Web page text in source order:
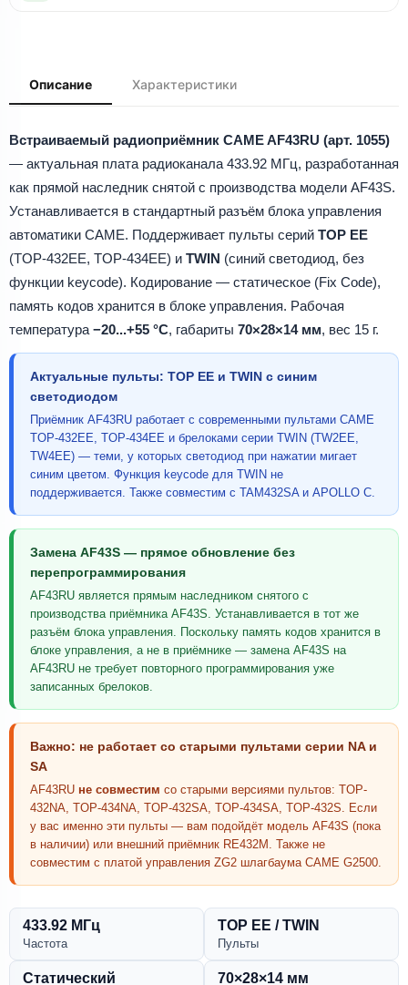
Описание Характеристики
Встраиваемый радиоприёмник CAME AF43RU (арт. 1055)
— актуальная плата радиоканала 433.92 МГц, разработанная
как прямой наследник снятой с производства модели AF43S.
Устанавливается в стандартный разъём блока управления
автоматики CAME. Поддерживает пульты серий TOP EE
(TOP-432EE, TOP-434EE) и TWIN (синий светодиод, без
функции keycode). Кодирование — статическое (Fix Code),
память кодов хранится в блоке управления. Рабочая
температура −20...+55 °С, габариты 70×28×14 мм, вес 15 г.
Актуальные пульты: TOP EE и TWIN с синим
светодиодом
Приёмник AF43RU работает с современными пультами CAME
TOP-432EE, TOP-434EE и брелоками серии TWIN (TW2EE,
TW4EE) — теми, у которых светодиод при нажатии мигает
синим цветом. Функция keycode для TWIN не
поддерживается. Также совместим с TAM432SA и APOLLO C.
Замена AF43S — прямое обновление без
перепрограммирования
AF43RU является прямым наследником снятого с
производства приёмника AF43S. Устанавливается в тот же
разъём блока управления. Поскольку память кодов хранится в
блоке управления, а не в приёмнике — замена AF43S на
AF43RU не требует повторного программирования уже
записанных брелоков.
Важно: не работает со старыми пультами серии NA и
SA
AF43RU не совместим со старыми версиями пультов: TOP-
432NA, TOP-434NA, TOP-432SA, TOP-434SA, TOP-432S. Если
у вас именно эти пульты — вам подойдёт модель AF43S (пока
в наличии) или внешний приёмник RE432M. Также не
совместим с платой управления ZG2 шлагбаума CAME G2500.
433.92 МГц
Частота
TOP EE / TWIN
Пульты
Статический 70×28×14 мм